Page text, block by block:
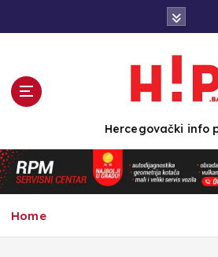
n
t
e
Hercegovački info
Home